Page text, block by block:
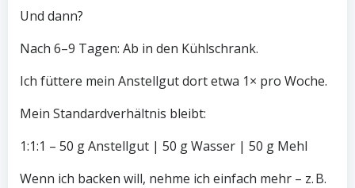
Und dann?
Nach 6–9 Tagen: Ab in den Kühlschrank.
Ich füttere mein Anstellgut dort etwa 1× pro Woche.
Mein Standardverhältnis bleibt:
1:1:1 – 50 g Anstellgut | 50 g Wasser | 50 g Mehl
Wenn ich backen will, nehme ich einfach mehr – z. B.